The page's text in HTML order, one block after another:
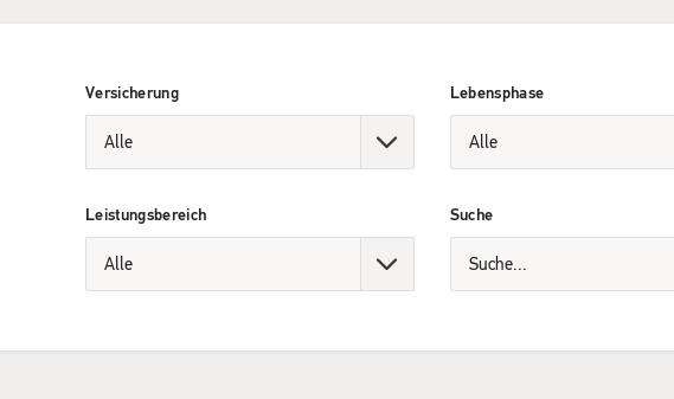
Versicherung Lebensphase
Leistungsbereich Suche